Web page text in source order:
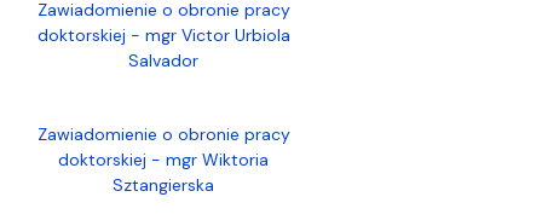
Zawiadomienie o obronie pracy
doktorskiej - mgr Victor Urbiola
Salvador
Zawiadomienie o obronie pracy
doktorskiej - mgr Wiktoria
Sztangierska